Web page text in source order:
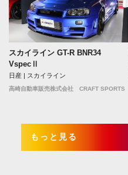
スカイライン GT-R BNR34
VspecⅡ
日産 | スカイライン
高崎自動車販売株式会社 CRAFT SPORTS
もっと見る